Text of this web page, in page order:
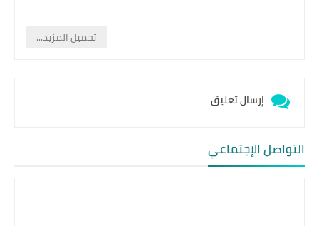
تحميل المزيد...
إرسال تعليق
التواصل الإجتماعي